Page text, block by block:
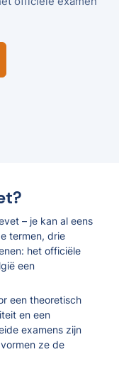
– je kan al eens
termen, drie
het officiële
een
een theoretisch
en een
examens zijn
ze de